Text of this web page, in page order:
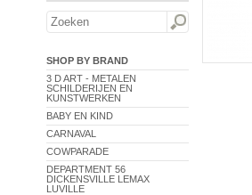
SHOP BY BRAND
3 D ART - METALEN
SCHILDERIJEN EN
KUNSTWERKEN
BABY EN KIND
CARNAVAL
COWPARADE
DEPARTMENT 56
DICKENSVILLE LEMAX
LUVILLE